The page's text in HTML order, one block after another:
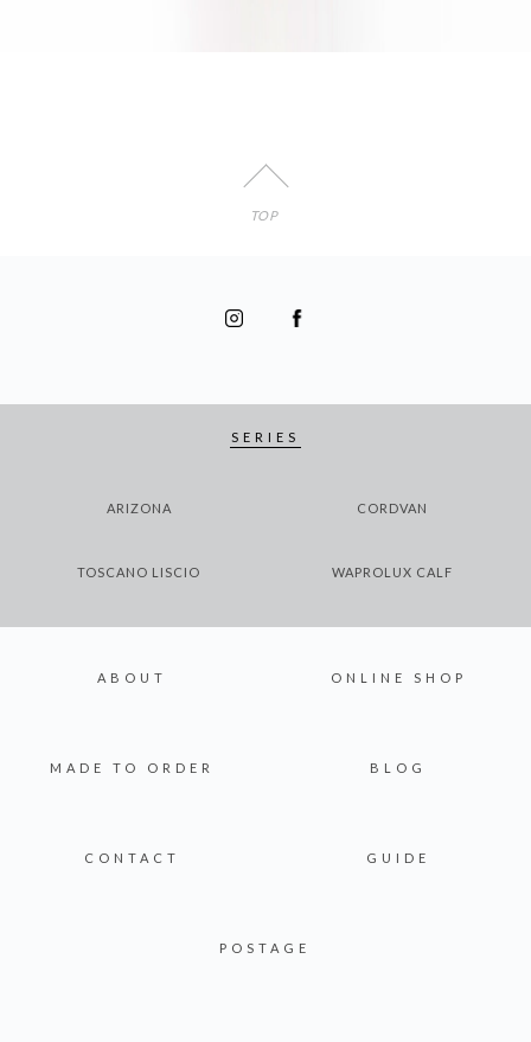
TOP
SERIES
ARIZONA CORDVAN
TOSCANO LISCIO WAPROLUX CALF
ABOUT ONLINE SHOP
MADE TO ORDER BLOG
CONTACT GUIDE
POSTAGE